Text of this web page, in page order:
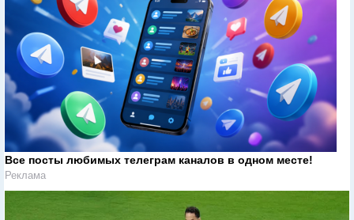
Все посты любимых телеграм каналов в одном месте!
Реклама